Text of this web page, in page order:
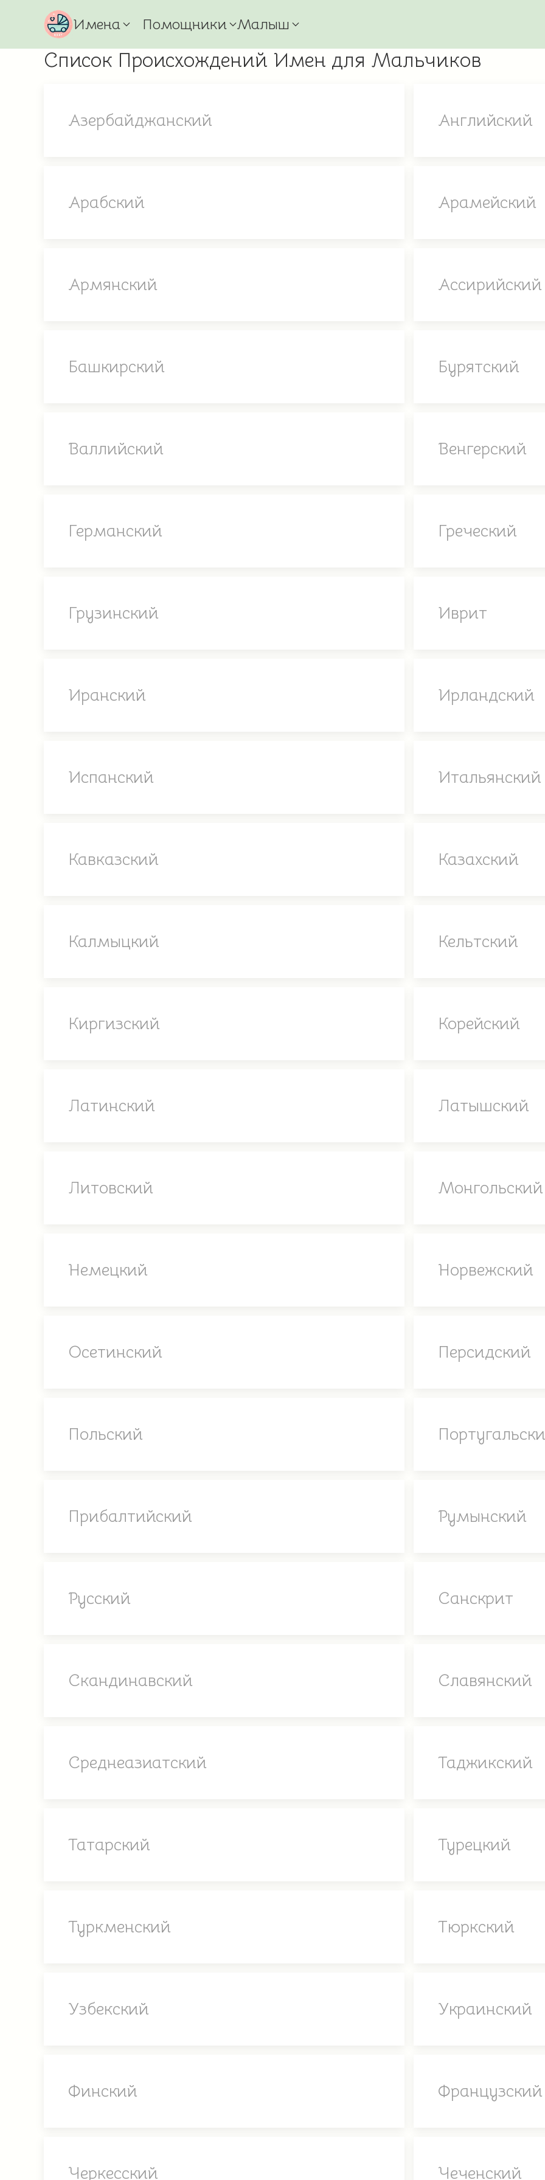
Имена Помощники Малыш
Список Происхождений Имен для Мальчиков
Азербайджанский Английский
Арабский Арамейский
Армянский Ассирийский
Башкирский Бурятский
Валлийский Венгерский
Германский Греческий
Грузинский Иврит
Иранский Ирландский
Испанский Итальянский
Кавказский Казахский
Калмыцкий Кельтский
Киргизский Корейский
Латинский Латышский
Литовский Монгольский
Немецкий Норвежский
Осетинский Персидский
Польский
Прибалтийский Румынский
Русский Санскрит
Скандинавский Славянский
Среднеазиатский Таджикский
Татарский Турецкий
Туркменский Тюркский
Узбекский Украинский
Финский Французский
Черкесский Чеченский